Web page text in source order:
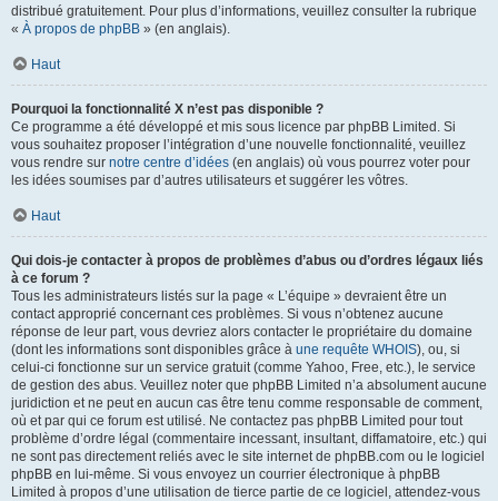
distribué gratuitement. Pour plus d’informations, veuillez consulter la rubrique
« À propos de phpBB » (en anglais).
Haut
Pourquoi la fonctionnalité X n’est pas disponible ?
Ce programme a été développé et mis sous licence par phpBB Limited. Si
vous souhaitez proposer l’intégration d’une nouvelle fonctionnalité, veuillez
vous rendre sur notre centre d’idées (en anglais) où vous pourrez voter pour
les idées soumises par d’autres utilisateurs et suggérer les vôtres.
Haut
Qui dois-je contacter à propos de problèmes d’abus ou d’ordres légaux liés
à ce forum ?
Tous les administrateurs listés sur la page « L’équipe » devraient être un
contact approprié concernant ces problèmes. Si vous n’obtenez aucune
réponse de leur part, vous devriez alors contacter le propriétaire du domaine
(dont les informations sont disponibles grâce à une requête WHOIS), ou, si
celui-ci fonctionne sur un service gratuit (comme Yahoo, Free, etc.), le service
de gestion des abus. Veuillez noter que phpBB Limited n’a absolument aucune
juridiction et ne peut en aucun cas être tenu comme responsable de comment,
où et par qui ce forum est utilisé. Ne contactez pas phpBB Limited pour tout
problème d’ordre légal (commentaire incessant, insultant, diffamatoire, etc.) qui
ne sont pas directement reliés avec le site internet de phpBB.com ou le logiciel
phpBB en lui-même. Si vous envoyez un courrier électronique à phpBB
Limited à propos d’une utilisation de tierce partie de ce logiciel, attendez-vous